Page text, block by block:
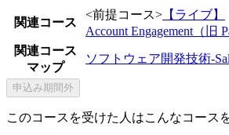
関連コース
<前提コース> 【ライブ】
Account Engagement（旧
関連コース
マップ
ソフトウェア開発技術-
申込み期間外
このコースを受けた人はこんなコース